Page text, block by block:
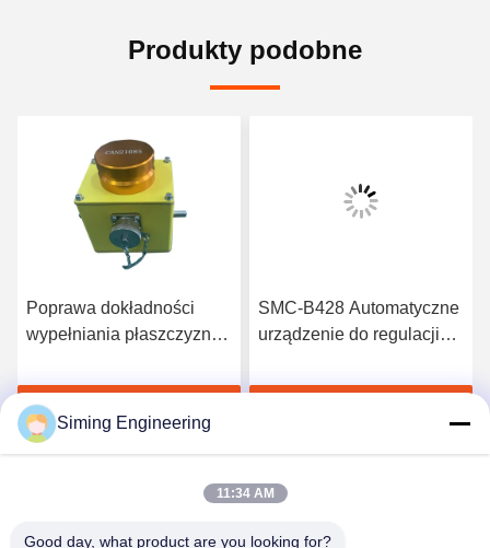
Produkty podobne
Poprawa dokładności
wypełniania płaszczyzny
płaszczyzny Asfalt części
płaszczyzny
SMC-B428 Automatyczne
urządzenie do regulacji
Wirtgen 1900W
Siming Engineering
11:34 AM
Good day, what product are you looking for?